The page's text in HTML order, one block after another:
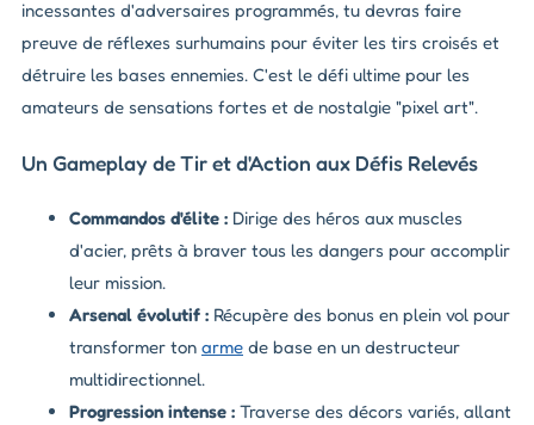
incessantes d'adversaires programmés, tu devras faire
preuve de réflexes surhumains pour éviter les tirs croisés et
détruire les bases ennemies. C'est le défi ultime pour les
amateurs de sensations fortes et de nostalgie "pixel art".
Un Gameplay de Tir et d'Action aux Défis Relevés
Commandos d'élite : Dirige des héros aux muscles
d'acier, prêts à braver tous les dangers pour accomplir
leur mission.
Arsenal évolutif : Récupère des bonus en plein vol pour
transformer ton arme de base en un destructeur
multidirectionnel.
Progression intense : Traverse des décors variés, allant